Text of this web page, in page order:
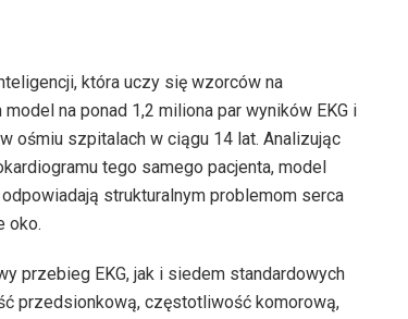
która uczy się wzorców na
na ponad 1,2 miliona par wyników EKG i
ośmiu szpitalach w ciągu 14 lat. Analizując
tego samego pacjenta, model
strukturalnym problemom serca
oko.
przebieg EKG, jak i siedem standardowych
przedsionkową, częstotliwość komorową,